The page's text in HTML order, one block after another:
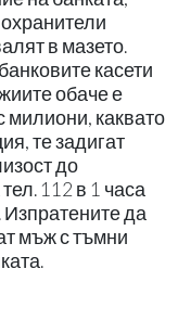
в мазето.
касети
обаче е
милиони, каквато
те задигат
до
112 в 1 часа
да
мъж с тъмни